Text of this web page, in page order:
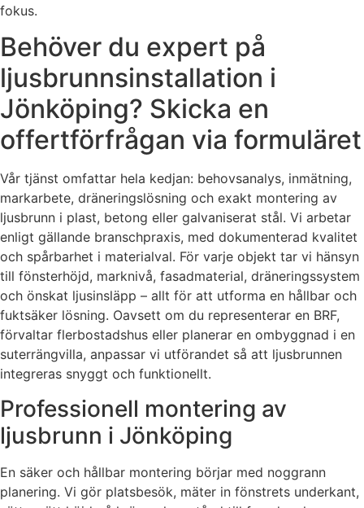
fokus.
Behöver du expert på
ljusbrunnsinstallation i
Jönköping? Skicka en
offertförfrågan via formuläret
Vår tjänst omfattar hela kedjan: behovsanalys, inmätning,
markarbete, dräneringslösning och exakt montering av
ljusbrunn i plast, betong eller galvaniserat stål. Vi arbetar
enligt gällande branschpraxis, med dokumenterad kvalitet
och spårbarhet i materialval. För varje objekt tar vi hänsyn
till fönsterhöjd, marknivå, fasadmaterial, dräneringssystem
och önskat ljusinsläpp – allt för att utforma en hållbar och
fuktsäker lösning. Oavsett om du representerar en BRF,
förvaltar flerbostadshus eller planerar en ombyggnad i en
suterrängvilla, anpassar vi utförandet så att ljusbrunnen
integreras snyggt och funktionellt.
Professionell montering av
ljusbrunn i Jönköping
En säker och hållbar montering börjar med noggrann
planering. Vi gör platsbesök, mäter in fönstrets underkant,